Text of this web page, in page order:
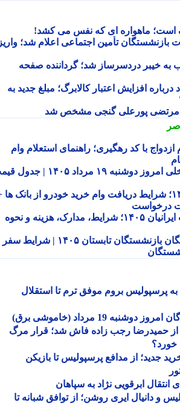
ماهواره ای که نفس می کشد!
تأمین اجتماعی اعلام شد؛ واریز
دردسرساز شد؛ گرداننده صفحه
افزایش اعتبار کالابرگ؛ مبلغ جدید به
پورعلی گنجی مشخص شد
با کد رهگیری؛ راهنمای استعلام وام
قیمت خودروهای داخلی امروز دوشنبه ۱۹ مرداد ۱۴۰۵ | جدول قیمت
خرید خودرو ۱۴۰۵؛ شرایط دریافت وام خرید خودرو از بانک ها +
ثبت نام بیمه سلامت ایرانیان ۱۴۰۵؛ شرایط، مدارک، هزینه و نحوه
ثبت نام سفرهای رایگان بازنشستگان تابستان ۱۴۰۵ | شرایط سفر
بروم موفق ترم تا استقلال
مرداد (خاموشی برق)
از حمیدرضا رجب زاده فاش شد؛ قرار مرگ
آستانه 2 خرید جدید؛ از مدافع پرسپولیس تا بازیکن
ابرقویی نژاد به سپاهان
ایری روشن؛ از توافق شبانه تا